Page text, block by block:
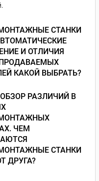
СТАНКИ
И ОТЛИЧИЯ
КАКОЙ ВЫБРАТЬ?
РАЗЛИЧИЙ В
ЧЕМ
СТАНКИ
ДРУГА?